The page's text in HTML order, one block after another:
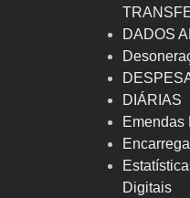
DADOS
DIÁRIAS
Emendas
Digitais